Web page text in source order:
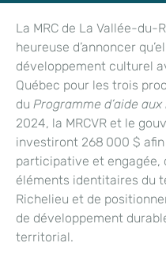
La MRC de La Vallée-du-
heureuse d’annoncer
développement culturel
Québec pour les trois
du Programme d’aide
2024, la MRCVR et le
investiront 268 000 $
participative et engagée,
éléments identitaires du
Richelieu et de
de développement
territorial.